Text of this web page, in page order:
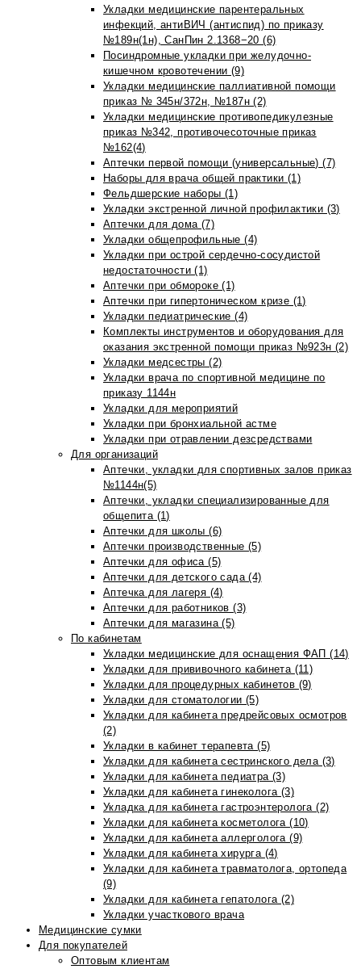
Укладки медицинские парентеральных
инфекций, антиВИЧ (антиспид) по приказу
№189н(1н), СанПин 2.1368−20 (6)
Посиндромные укладки при желудочно-
кишечном кровотечении (9)
Укладки медицинские паллиативной помощи
приказ № 345н/372н, №187н (2)
Укладки медицинские противопедикулезные
приказ №342, противочесоточные приказ
№162(4)
Аптечки первой помощи (универсальные) (7)
Наборы для врача общей практики (1)
Фельдшерские наборы (1)
Укладки экстренной личной профилактики (3)
Аптечки для дома (7)
Укладки общепрофильные (4)
Укладки при острой сердечно-сосудистой
недостаточности (1)
Аптечки при обмороке (1)
Аптечки при гипертоническом кризе (1)
Укладки педиатрические (4)
Комплекты инструментов и оборудования для
оказания экстренной помощи приказ №923н (2)
Укладки медсестры (2)
Укладки врача по спортивной медицине по
приказу 1144н
Укладки для мероприятий
Укладки при бронхиальной астме
Укладки при отравлении дезсредствами
Для организаций
Аптечки, укладки для спортивных залов приказ
№1144н(5)
Аптечки, укладки специализированные для
общепита (1)
Аптечки для школы (6)
Аптечки производственные (5)
Аптечки для офиса (5)
Аптечки для детского сада (4)
Аптечка для лагеря (4)
Аптечки для работников (3)
Аптечки для магазина (5)
По кабинетам
Укладки медицинские для оснащения ФАП (14)
Укладки для прививочного кабинета (11)
Укладки для процедурных кабинетов (9)
Укладки для стоматологии (5)
Укладки для кабинета предрейсовых осмотров
(2)
Укладки в кабинет терапевта (5)
Укладки для кабинета сестринского дела (3)
Укладки для кабинета педиатра (3)
Укладки для кабинета гинеколога (3)
Укладка для кабинета гастроэнтеролога (2)
Укладки для кабинета косметолога (10)
Укладки для кабинета аллерголога (9)
Укладки для кабинета хирурга (4)
Укладки для кабинета травматолога, ортопеда
(9)
Укладки для кабинета гепатолога (2)
Укладки участкового врача
Медицинские сумки
Для покупателей
Оптовым клиентам